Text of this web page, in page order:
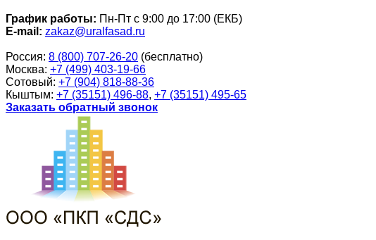
График работы: Пн-Пт с 9:00 до 17:00 (ЕКБ)
E-mail: zakaz@uralfasad.ru
Россия: 8 (800) 707-26-20 (бесплатно)
Москва: +7 (499) 403-19-66
Сотовый: +7 (904) 818-88-36
Кыштым: +7 (35151) 496-88, +7 (35151) 495-65
Заказать обратный звонок